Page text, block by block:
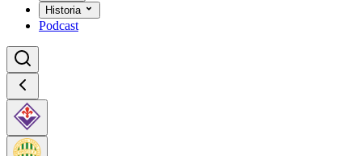
Historia
Podcast